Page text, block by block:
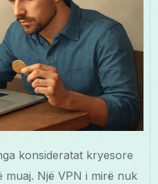
konsideratat kryesore
muaj. Një VPN i mirë nuk